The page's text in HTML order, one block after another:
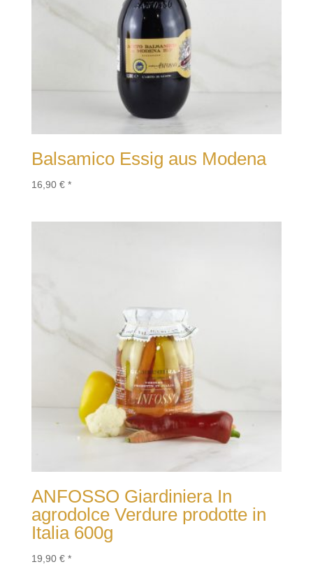
Balsamico Essig aus Modena
16,90 € *
ANFOSSO Giardiniera In
agrodolce Verdure prodotte in
Italia 600g
19,90 € *